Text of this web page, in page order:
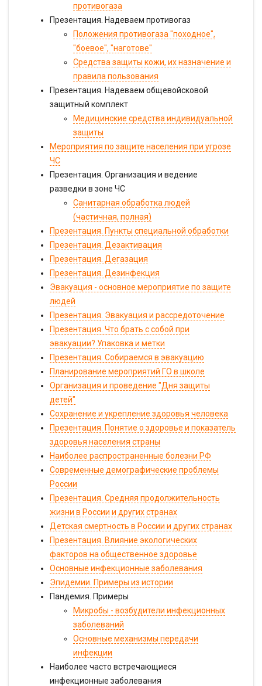
противогаза
Презентация. Надеваем противогаз
Положения противогаза "походное",
"боевое", "наготове"
Средства защиты кожи, их назначение и
правила пользования
Презентация. Надеваем общевойсковой
защитный комплект
Медицинские средства индивидуальной
защиты
Мероприятия по защите населения при угрозе
ЧС
Презентация. Организация и ведение
разведки в зоне ЧС
Санитарная обработка людей
(частичная, полная)
Презентация. Пункты специальной обработки
Презентация. Дезактивация
Презентация. Дегазация
Презентация. Дезинфекция
Эвакуация - основное мероприятие по защите
людей
Презентация. Эвакуация и рассредоточение
Презентация. Что брать с собой при
эвакуации? Упаковка и метки
Презентация. Собираемся в эвакуацию
Планирование мероприятий ГО в школе
Организация и проведение "Дня защиты
детей"
Сохранение и укрепление здоровья человека
Презентация. Понятие о здоровье и показатель
здоровья населения страны
Наиболее распространенные болезни РФ
Современные демографические проблемы
России
Презентация. Средняя продолжительность
жизни в России и других странах
Детская смертность в России и других странах
Презентация. Влияние экологических
факторов на общественное здоровье
Основные инфекционные заболевания
Эпидемии. Примеры из истории
Пандемия. Примеры
Микробы - возбудители инфекционных
заболеваний
Основные механизмы передачи
инфекции
Наиболее часто встречающиеся
инфекционные заболевания